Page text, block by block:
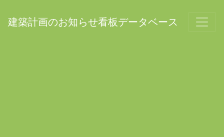
建築計画のお知らせ看板データベース